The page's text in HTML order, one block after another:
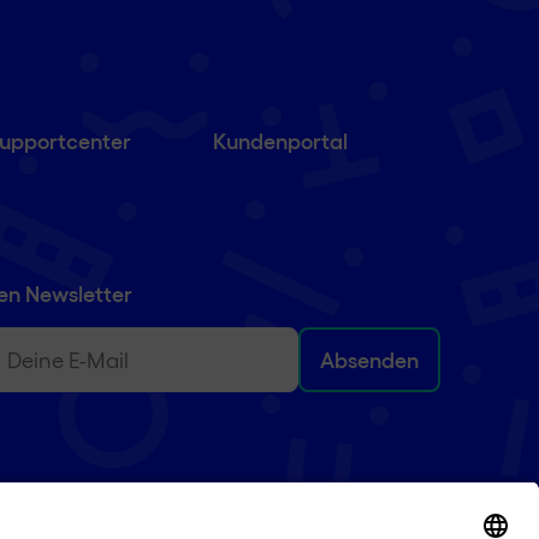
Kundenportal
Newsletter
(erforderlich)